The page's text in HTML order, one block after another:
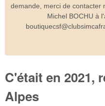
demande, merci de contacter
Michel BOCHU à
C'était en 2021,
Alpes